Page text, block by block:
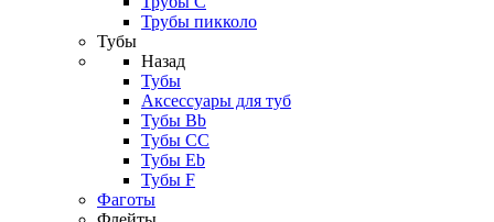
Трубы пикколо
Тубы
Назад
Тубы
Аксессуары для туб
Тубы Bb
Тубы CC
Тубы Eb
Тубы F
Фаготы